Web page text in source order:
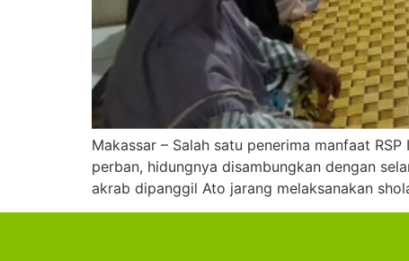
Makassar – Salah satu penerima manfaat
perban, hidungnya disambungkan dengan
akrab dipanggil Ato jarang melaksanakan